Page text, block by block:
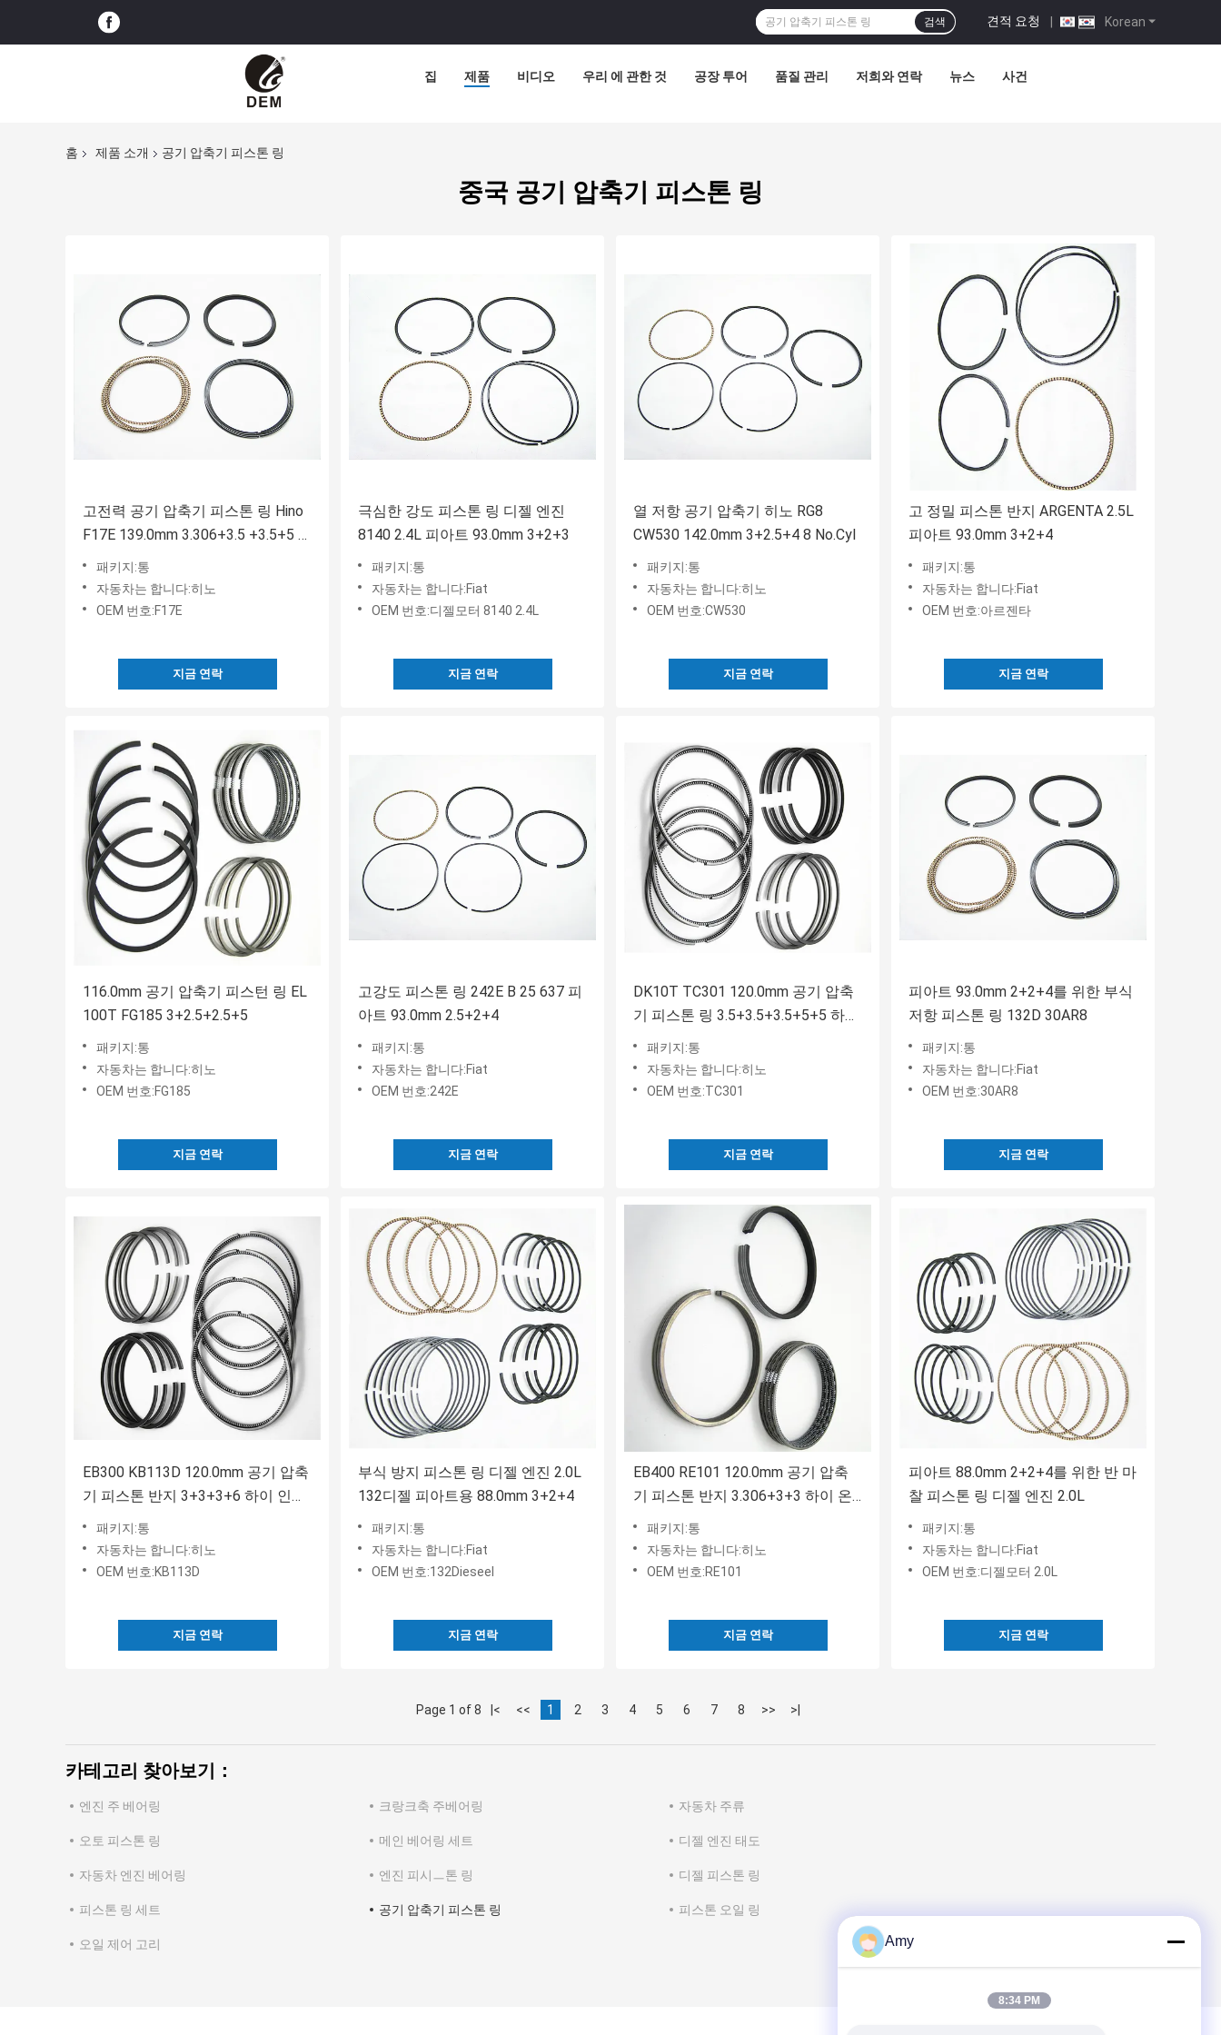
Korean
견적 요청 |
검색
집 제품 비디오 우리 에 관한 것 공장 투어 품질 관리 저희와 연락 뉴스 사건
홈 제품 소개 공기 압축기 피스톤 링
중국 공기 압축기 피스톤 링
고전력 공기 압축기 피스톤 링 Hino
F17E 139.0mm 3.306+3.5 +3.5+5 8
Cyl 번호
패키지:통
자동차는 합니다:히노
OEM 번호:F17E
지금 연락
극심한 강도 피스톤 링 디젤 엔진
8140 2.4L 피아트 93.0mm 3+2+3
패키지:통
자동차는 합니다:Fiat
OEM 번호:디젤모터 8140 2.4L
지금 연락
열 저항 공기 압축기 히노 RG8
CW530 142.0mm 3+2.5+4 8 No.Cyl
패키지:통
자동차는 합니다:히노
OEM 번호:CW530
지금 연락
고 정밀 피스톤 반지 ARGENTA 2.5L
피아트 93.0mm 3+2+4
패키지:통
자동차는 합니다:Fiat
OEM 번호:아르젠타
지금 연락
116.0mm 공기 압축기 피스턴 링 EL
100T FG185 3+2.5+2.5+5
패키지:통
자동차는 합니다:히노
OEM 번호:FG185
지금 연락
고강도 피스톤 링 242E B 25 637 피
아트 93.0mm 2.5+2+4
패키지:통
자동차는 합니다:Fiat
OEM 번호:242E
지금 연락
DK10T TC301 120.0mm 공기 압축
기 피스톤 링 3.5+3.5+3.5+5+5 하이
강도
패키지:통
자동차는 합니다:히노
OEM 번호:TC301
지금 연락
피아트 93.0mm 2+2+4를 위한 부식
저항 피스톤 링 132D 30AR8
패키지:통
자동차는 합니다:Fiat
OEM 번호:30AR8
지금 연락
EB300 KB113D 120.0mm 공기 압축
기 피스톤 반지 3+3+3+6 하이 인텐
패키지:통
자동차는 합니다:히노
OEM 번호:KB113D
지금 연락
부식 방지 피스톤 링 디젤 엔진 2.0L
132디젤 피아트용 88.0mm 3+2+4
패키지:통
자동차는 합니다:Fiat
OEM 번호:132Dieseel
지금 연락
EB400 RE101 120.0mm 공기 압축
기 피스톤 반지 3.306+3+3 하이 온
도 저항
패키지:통
자동차는 합니다:히노
OEM 번호:RE101
지금 연락
피아트 88.0mm 2+2+4를 위한 반 마
찰 피스톤 링 디젤 엔진 2.0L
패키지:통
자동차는 합니다:Fiat
OEM 번호:디젤모터 2.0L
지금 연락
Page 1 of 8 |< << 1 2 3 4 5 6 7 8 >> >|
카테고리 찾아보기：
엔진 주 베어링 크랑크축 주베어링 자동차 주류
오토 피스톤 링 메인 베어링 세트 디젤 엔진 태도
자동차 엔진 베어링 엔진 피시ㅡ톤 링 디젤 피스톤 링
피스톤 링 세트 공기 압축기 피스톤 링 피스톤 오일 링
오일 제어 고리 Amy
8:34 PM